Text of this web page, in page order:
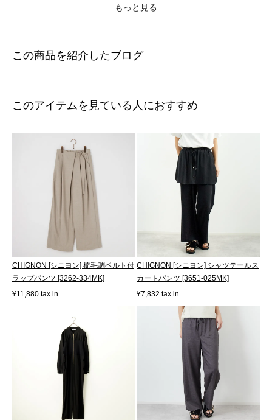
もっと見る
この商品を紹介したブログ
このアイテムを見ている人におすすめ
CHIGNON [シニヨン] 梳毛調ベルト付
ラップパンツ [3262-334MK]
¥11,880 tax in
CHIGNON [シニヨン] シャツテールス
カートパンツ [3651-025MK]
¥7,832 tax in